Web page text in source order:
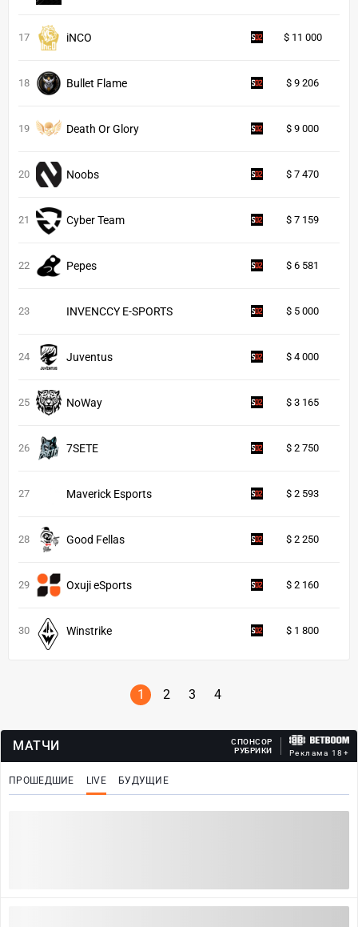
17 iNCO $ 11 000
18 Bullet Flame $ 9 206
19 Death Or Glory $ 9 000
20 Noobs $ 7 470
21 Cyber Team $ 7 159
22 Pepes $ 6 581
23 INVENCCY E-SPORTS $ 5 000
24 Juventus $ 4 000
25 NoWay $ 3 165
26 7SETE $ 2 750
27 Maverick Esports $ 2 593
28 Good Fellas $ 2 250
29 Oxuji eSports $ 2 160
30 Winstrike $ 1 800
1 2 3 4
МАТЧИ
СПОНСОР
РУБРИКИ
Реклама 18+
ПРОШЕДШИЕ LIVE БУДУЩИЕ